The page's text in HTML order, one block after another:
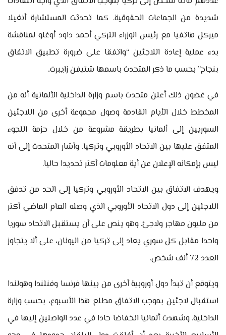
شديدة من الجماعات الحقوقية. كما تحدثت المستشارة أنغيلا
ميركل هاتفيا مع رئيس الوزراء التركي أحمد داود أوغلو لمناقشة
بدء عملية إعادة اللاجئين “واتفقا على ضرورة تطبيق الاتفاق
بنجاح” بحسب ما ذكر المتحدث باسمها شتيفن زايبرت.
في غضون ذلك أعلن متحدث باسم وزارة الداخلية الألمانية أنه من
المخطط خلال الأيام القادمة وصول مجموعة أخرى من اللاجئين
السوريين إلى ألمانيا بطريقة مشروعة من خلال حزمة اللجوء
المتفق عليها بين الاتحاد الأوروبي وتركيا. وأشار المتحدث إلى أنه
ليس بإمكانه الإعلان عن أية معلومات أكثر تحديدا حاليا.
ويهدف الاتفاق بين الاتحاد الأوروبي وتركيا إلى الحد من تدفق
اللاجئين إلى دول الاتحاد الأوروبي الذي وصله العام الماضي أكثر
من مليون مهاجر ولاجئ. وهو ينص على أن يستقبل الاتحاد سوريا
واحدا مقابل كل سوري يعاد إلى تركيا من اليونان، على ألا يتجاوز
العدد 72 ألف شخص.
ويتوقع أن تبدأ دول أوروبية أخرى من بينها فرنسا وفنلندا وهولندا
استقبال لاجئين بموجب الاتفاق مطلع هذا الأسبوع، بحسب وزارة
الداخلية. وشهدت ألمانيا انخفاضا حادا في عدد الواصلين إليها في